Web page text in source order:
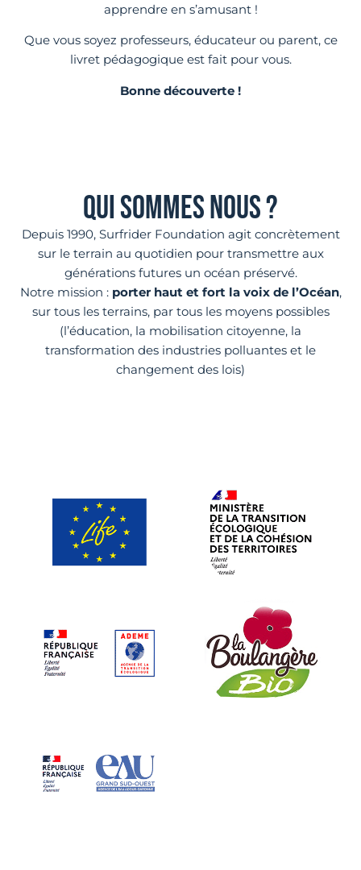
apprendre en s’amusant !
Que vous soyez professeurs, éducateur ou parent, ce
livret pédagogique est fait pour vous.
Bonne découverte !
QUI SOMMES NOUS ?
Depuis 1990, Surfrider Foundation agit concrètement
sur le terrain au quotidien pour transmettre aux
générations futures un océan préservé.
Notre mission : porter haut et fort la voix de l’Océan,
sur tous les terrains, par tous les moyens possibles
(l’éducation, la mobilisation citoyenne, la
transformation des industries polluantes et le
changement des lois)